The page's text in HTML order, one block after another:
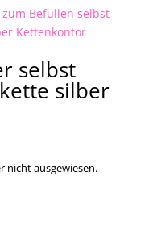
selbst
silber
nicht ausgewiesen.